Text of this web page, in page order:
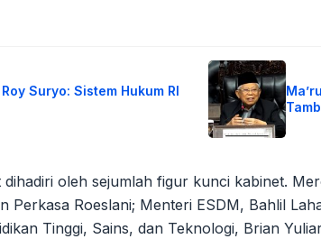
Suryo: Sistem Hukum RI
oleh sejumlah figur kunci kabinet.
Perkasa Roeslani; Menteri ESDM, Bahlil
Tinggi, Sains, dan Teknologi, Brian